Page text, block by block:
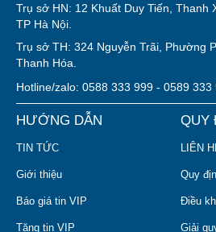
Trụ sở HN: 12 Khuất Duy Tiến, Thanh
TP Hà Nội.
Trụ sở TH: 324 Nguyễn Trãi, Phường
Thanh Hóa.
Hotline/zalo: 0588 333 999 - 0589 333
HƯỚNG DẪN
TIN TỨC
Giới thiệu
Báo giá tin VIP
Tặng tin VIP
QUY
LIÊN
Quy
Điều
Giải